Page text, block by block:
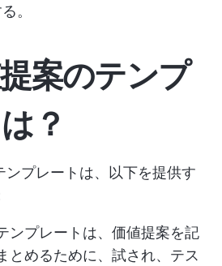
。
案のテンプ
？
ンプレートは、以下を提供す
ンプレートは、価値提案を記
とめるために、試され、テス